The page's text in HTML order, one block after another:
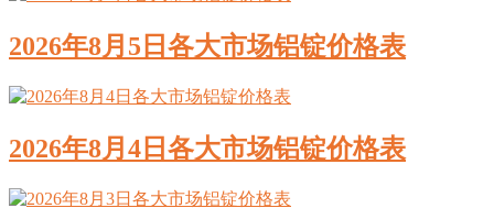
2026年8月5日各大市场铝锭价格表
2026年8月4日各大市场铝锭价格表